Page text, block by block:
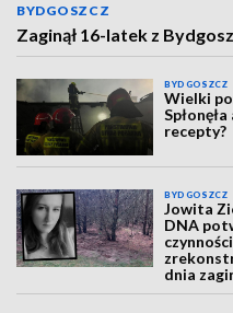
BYDGOSZCZ
Zaginął 16-latek z
BYDGOSZCZ
Wielki
recepty?
BYDGOSZCZ
Jowita
DNA
dnia